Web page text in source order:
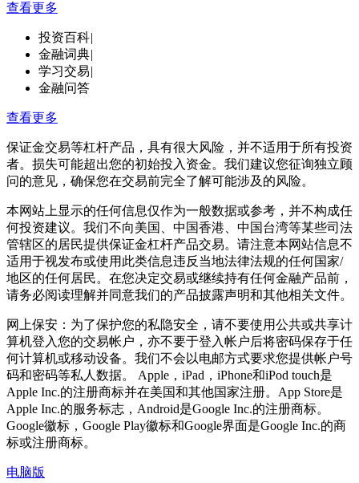
查看更多
投资百科|
金融词典|
学习交易|
金融问答
查看更多
保证金交易等杠杆产品，具有很大风险，并不适用于所有投资
者。损失可能超出您的初始投入资金。我们建议您征询独立顾
问的意见，确保您在交易前完全了解可能涉及的风险。
本网站上显示的任何信息仅作为一般数据或参考，并不构成任
何投资建议。我们不向美国、中国香港、中国台湾等某些司法
管辖区的居民提供保证金杠杆产品交易。请注意本网站信息不
适用于视发布或使用此类信息违反当地法律法规的任何国家/
地区的任何居民。在您决定交易或继续持有任何金融产品前，
请务必阅读理解并同意我们的产品披露声明和其他相关文件。
网上保安：为了保护您的私隐安全，请不要使用公共或共享计
算机登入您的交易帐户，亦不要于登入帐户后将密码保存于任
何计算机或移动设备。我们不会以电邮方式要求您提供帐户号
码和密码等私人数据。 Apple，iPad，iPhone和iPod touch是
Apple Inc.的注册商标并在美国和其他国家注册。App Store是
Apple Inc.的服务标志，Android是Google Inc.的注册商标。
Google徽标，Google Play徽标和Google界面是Google Inc.的商
标或注册商标。
电脑版